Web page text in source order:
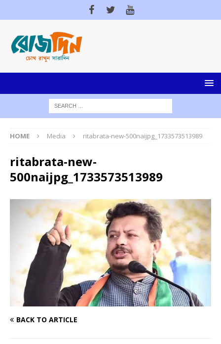
HOME Media ritabrata-new-500naijpg_1733573513989
ritabrata-new-
500naijpg_1733573513989
BACK TO ARTICLE